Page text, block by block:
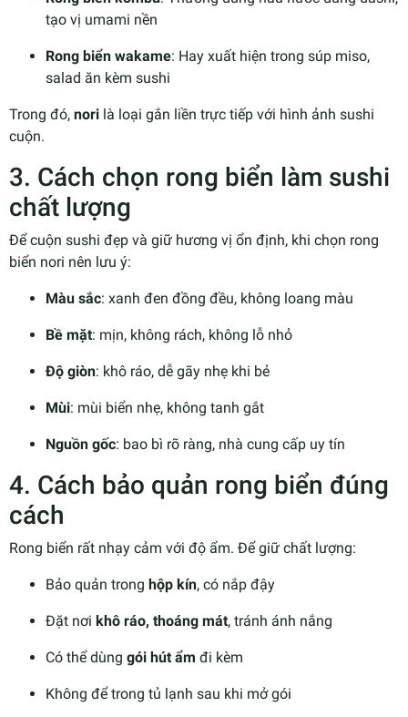
tạo vị umami nền
Rong biển wakame: Hay xuất hiện trong súp miso,
salad ăn kèm sushi
Trong đó, nori là loại gắn liền trực tiếp với hình ảnh sushi
cuộn.
3. Cách chọn rong biển làm sushi
chất lượng
Để cuộn sushi đẹp và giữ hương vị ổn định, khi chọn rong
biển nori nên lưu ý:
Màu sắc: xanh đen đồng đều, không loang màu
Bề mặt: mịn, không rách, không lỗ nhỏ
Độ giòn: khô ráo, dễ gãy nhẹ khi bẻ
Mùi: mùi biển nhẹ, không tanh gắt
Nguồn gốc: bao bì rõ ràng, nhà cung cấp uy tín
4. Cách bảo quản rong biển đúng
cách
Rong biển rất nhạy cảm với độ ẩm. Để giữ chất lượng:
Bảo quản trong hộp kín, có nắp đậy
Đặt nơi khô ráo, thoáng mát, tránh ánh nắng
Có thể dùng gói hút ẩm đi kèm
Không để trong tủ lạnh sau khi mở gói